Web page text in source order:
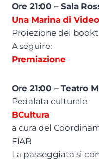
Ore 21:00 – Sala
Una Marina di Video
Proiezione dei
A seguire:
Premiazione
Ore 21:00 – Teatro
Pedalata culturale
BCultura
a cura del
FIAB
La passeggiata si